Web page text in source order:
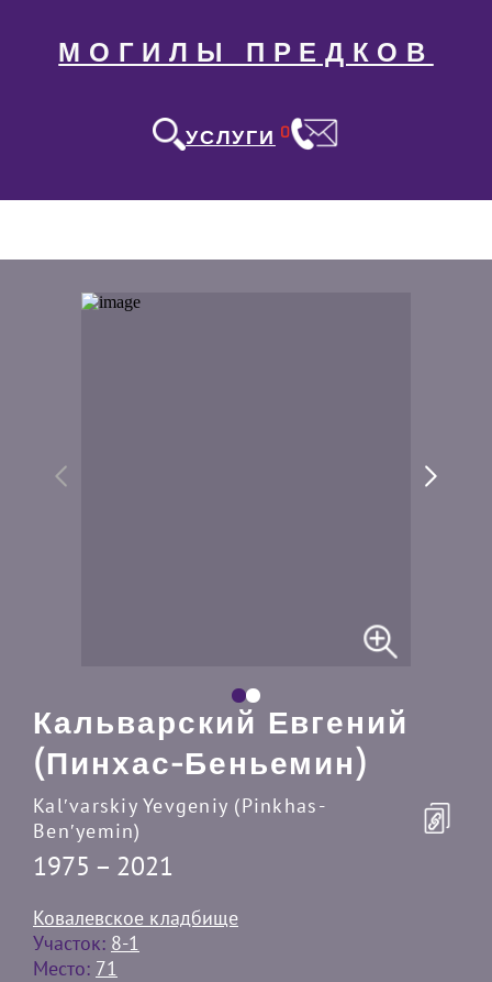
МОГИЛЫ ПРЕДКОВ
УСЛУГИ 0
Кальварский Евгений
(Пинхас-Беньемин)
Kalʹvarskiy Yevgeniy (Pinkhas-
Benʹyemin)
1975 – 2021
Ковалевское кладбище
Участок: 8-1
Место: 71